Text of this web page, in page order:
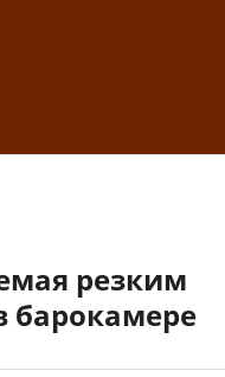
резким
барокамере